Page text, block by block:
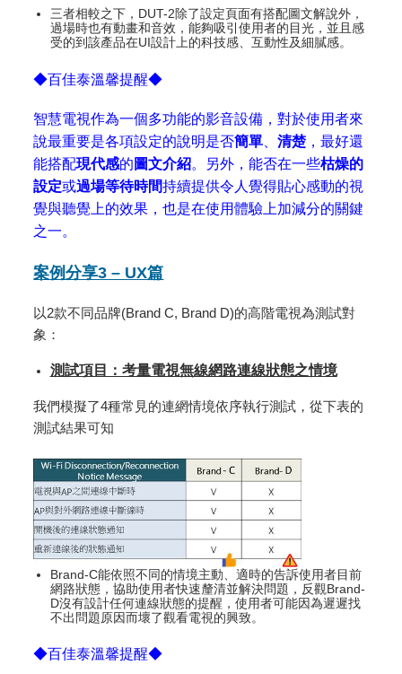
三者相較之下，DUT-2除了設定頁面有搭配圖文解說外，
過場時也有動畫和音效，能夠吸引使用者的目光，並且感
受的到該產品在UI設計上的科技感、互動性及細膩感。
◆百佳泰溫馨提醒◆
智慧電視作為一個多功能的影音設備，對於使用者來
說最重要是各項設定的說明是否簡單 、清楚，最好還
能搭配現代感的 圖文介紹。另外，能否在一些枯燥的
設定或過場等待時間持續提供令人覺得貼心感動的視
覺與聽覺上的效果，也是在使用體驗上加減分的關鍵
之一。
案例分享3 – UX篇
以2款不同品牌(Brand C, Brand D)的高階電視為測試對
象：
測試項目：考量電視無線網路連線狀態之情境
我們模擬了4種常見的連網情境依序執行測試，從下表的
測試結果可知
Brand-C能依照不同的情境主動、適時的告訴使用者目前
網路狀態，協助使用者快速釐清並解決問題，反觀Brand-
D沒有設計任何連線狀態的提醒，使用者可能因為遲遲找
不出問題原因而壞了觀看電視的興致。
◆百佳泰溫馨提醒◆